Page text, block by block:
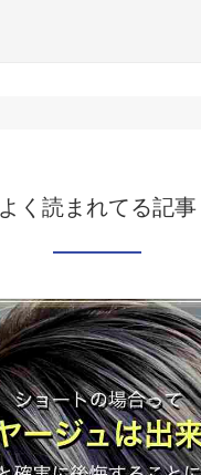
よく読まれてる記事